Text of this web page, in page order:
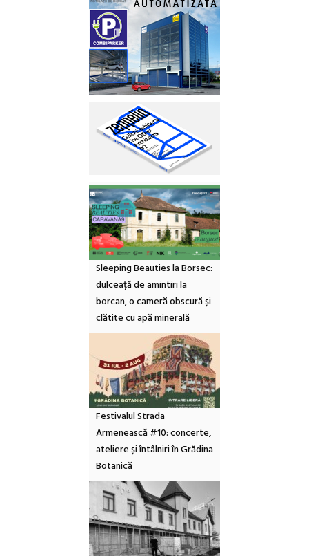
Sleeping Beauties la Borsec:
dulceață de amintiri la
borcan, o cameră obscură și
clătite cu apă minerală
Festivalul Strada
Armenească #10: concerte,
ateliere și întâlniri în Grădina
Botanică